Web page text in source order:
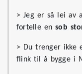
> Jeg er så lei av
fortelle ensob
> Du trenger ikke
flink til å bygge i